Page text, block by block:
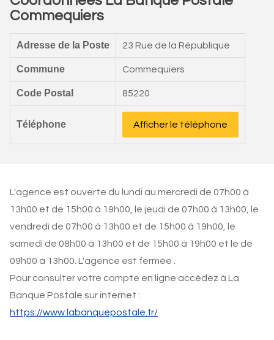
Commequiers
Adresse de la Poste 23 Rue de la République
Commune Commequiers
Code Postal 85220
Téléphone Afficher le téléphone
L'agence est ouverte du lundi au mercredi de 07h00 à
13h00 et de 15h00 à 19h00, le jeudi de 07h00 à 13h00, le
vendredi de 07h00 à 13h00 et de 15h00 à 19h00, le
samedi de 08h00 à 13h00 et de 15h00 à 19h00 et le de
09h00 à 13h00. L'agence est fermée .
Pour consulter votre compte en ligne accédez à La
Banque Postale sur internet :
https://www.labanquepostale.fr/